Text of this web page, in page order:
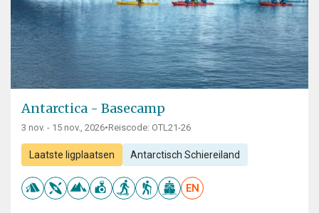
Antarctica - Basecamp
3 nov. - 15 nov., 2026•Reiscode: OTL21-26
Laatste ligplaatsen Antarctisch Schiereiland
EN